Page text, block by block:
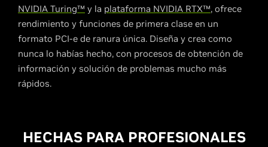
NVIDIA Turing™ y la plataforma NVIDIA RTX™, ofrece
rendimiento y funciones de primera clase en un
formato PCI-e de ranura única. Diseña y crea como
nunca lo habías hecho, con procesos de obtención de
información y solución de problemas mucho más
rápidos.
HECHAS PARA PROFESIONALES